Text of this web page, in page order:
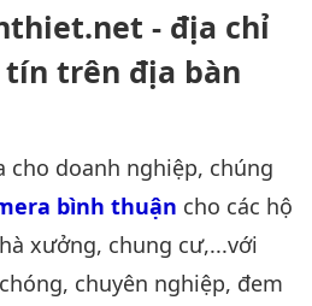
- địa chỉ
trên địa bàn
cho doanh nghiệp, chúng
bình thuận cho các hộ
xưởng, chung cư,...với
chuyên nghiệp, đem